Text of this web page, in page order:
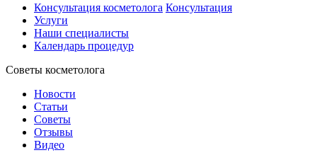
Консультация косметолога Консультация
Услуги
Наши специалисты
Календарь процедур
Cоветы косметолога
Новости
Статьи
Советы
Отзывы
Видео